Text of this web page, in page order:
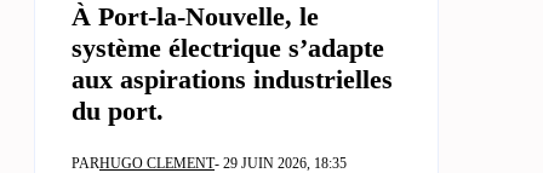
À Port-la-Nouvelle, le
système électrique s’adapte
aux aspirations industrielles
du port.
PARHUGO CLEMENT- 29 JUIN 2026, 18:35